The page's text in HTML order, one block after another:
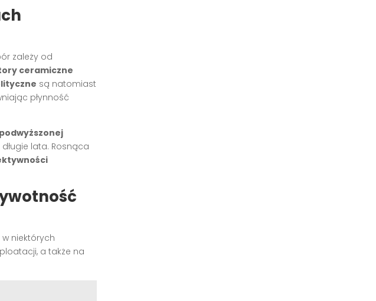
zależy od
ceramiczne
są natomiast
płynność
lata. Rosnąca
w niektórych
a także na